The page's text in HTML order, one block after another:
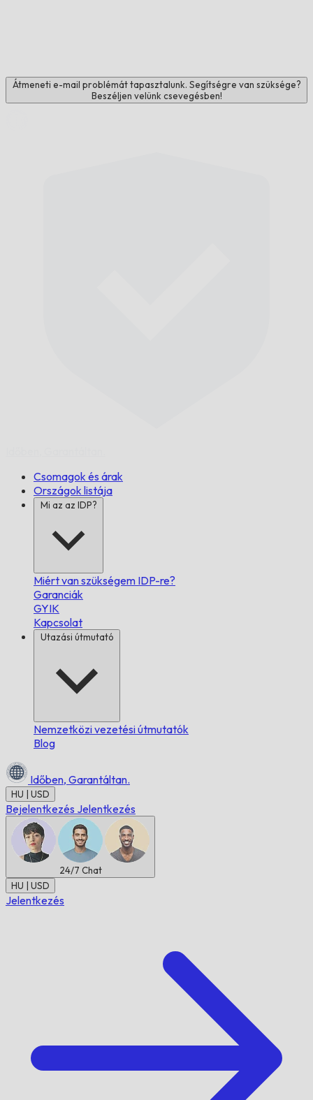
Átmeneti e-mail problémát tapasztalunk. Segítségre van szüksége?
Beszéljen velünk csevegésben!
Csomagok és árak
Országok listája
Mi az az IDP?
Miért van szükségem IDP-re?
Garanciák
GYIK
Kapcsolat
Utazási útmutató
Nemzetközi vezetési útmutatók
Blog
Időben, Garantáltan.
HU | USD
Bejelentkezés Jelentkezés
24/7 Chat
HU | USD
Jelentkezés